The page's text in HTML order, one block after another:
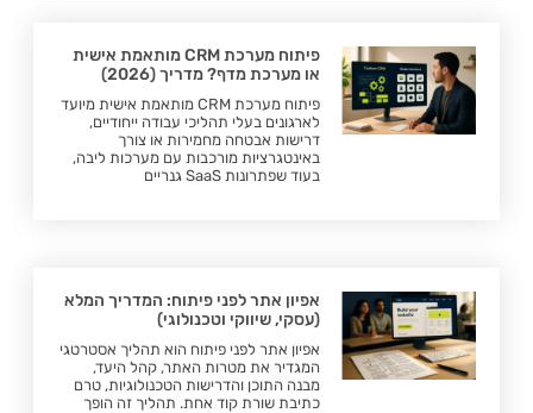
פיתוח מערכת CRM מותאמת אישית
או מערכת מדף? מדריך (2026)
פיתוח מערכת CRM מותאמת אישית מיועד
לארגונים בעלי תהליכי עבודה ייחודיים,
דרישות אבטחה מחמירות או צורך
באינטגרציות מורכבות עם מערכות ליבה,
בעוד שפתרונות SaaS גנריים
אפיון אתר לפני פיתוח: המדריך המלא
(עסקי, שיווקי וטכנולוגי)
אפיון אתר לפני פיתוח הוא תהליך אסטרטגי
המגדיר את מטרות האתר, קהל היעד,
מבנה התוכן והדרישות הטכנולוגיות, טרם
כתיבת שורת קוד אחת. תהליך זה הופך